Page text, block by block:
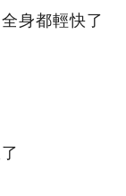
身都輕快了